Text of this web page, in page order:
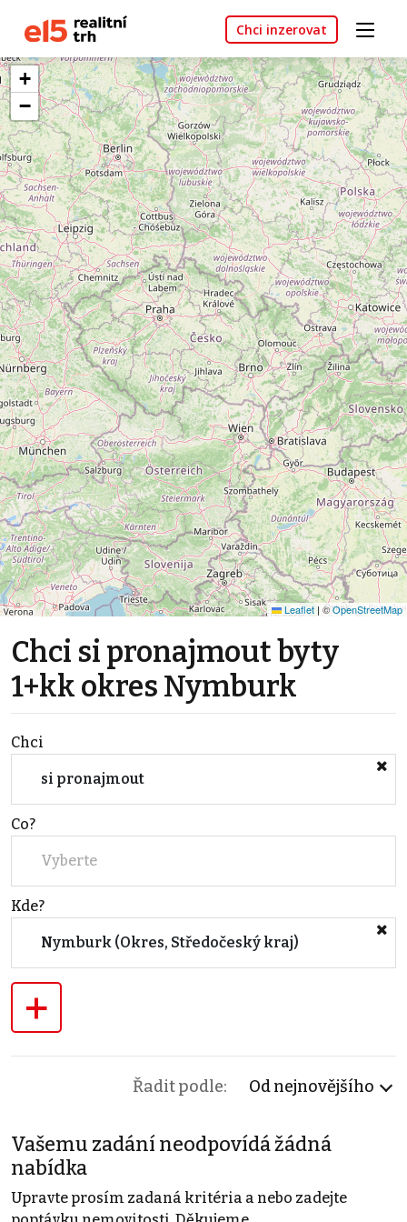
Chci inzerovat
+
−
Leaflet | ©OpenStreetMap
Chci si pronajmout byty
1+kk okres Nymburk
Chci
si pronajmout
Co?
Vyberte
Kde?
Nymburk (Okres, Středočeský kraj)
+
Řadit podle: Od nejnovějšího
Vašemu zadání neodpovídá žádná
nabídka
Upravte prosím zadaná kritéria a nebo zadejte